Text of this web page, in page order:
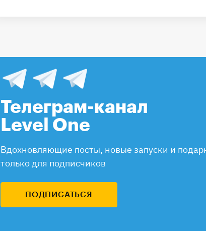
Телеграм-канал
Level One
Вдохновляющие посты, новые запуски и
только для подписчиков
ПОДПИСАТЬСЯ